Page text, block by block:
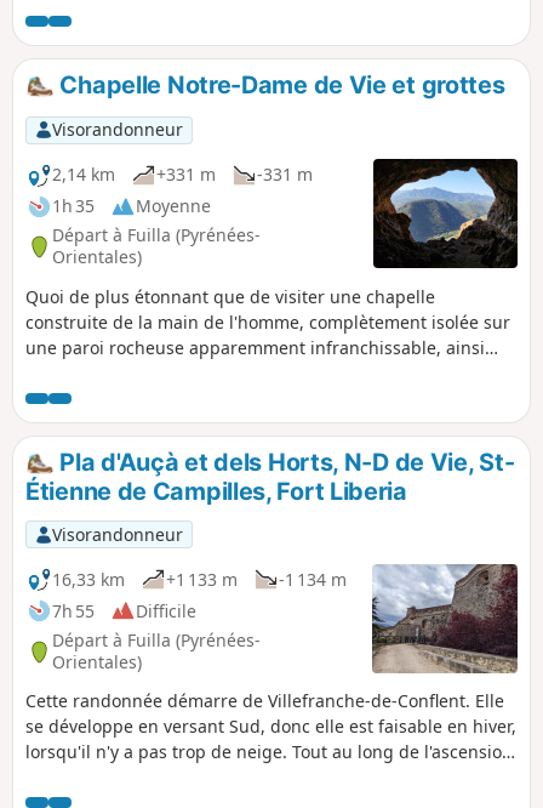
massif Sant-Pere sur lequel il est perché, laissent penser
qu'il est inaccessible sans matériel d'escalade... Il n'est est
rien. Avec un bon rythme et un bon sens de l'orientation le
randonneur accédera à son sommet en à peine 3
heures.Bien lire les commentaires avant de s'engager sur
ce circuit. Ne pas hésiter à faire demi-tour . Il existe un
échappatoire au circuit entre (10) et (5) : retour par le Vallon
des Horts, rando décrite ici sur visorando, le point (10) du
présent circuit correspond au point (4) sur l'autre.
Chapelle Notre-Dame de Vie et grottes
Visorandonneur
2,14 km
+331 m
-331 m
1h 35
Moyenne
Départ à Fuilla (Pyrénées-
Orientales)
Quoi de plus étonnant que de visiter une chapelle
construite de la main de l'homme, complètement isolée sur
une paroi rocheuse apparemment infranchissable, ainsi
d'un autel formant une autre chapelle, celle-ci naturelle et
encore plus grande que la précédente !Sur le chemin de
l'ascension, on trouve une plus petite grotte. Les deux
grottes sont absolument sans danger. Munis d'une lampe
de poche, vous pourrez mieux les découvrir...De là-haut vue
époustouflante sur la Vallée de la Têt, les vallées
environnantes et le Canigou.
Pla d'Auçà et dels Horts, N-D de Vie, St-
Étienne de Campilles, Fort Liberia
Visorandonneur
16,33 km
+1 133 m
-1 134 m
7h 55
Difficile
Départ à Fuilla (Pyrénées-
Orientales)
Cette randonnée démarre de Villefranche-de-Conflent. Elle
se développe en versant Sud, donc elle est faisable en hiver,
lorsqu'il n'y a pas trop de neige. Tout au long de l'ascension,
Mantet et la chaine des Pyrénées, jusqu'au haut Vallespir.